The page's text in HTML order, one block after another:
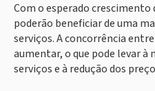
Com o esperado
poderão beneficiar de uma
serviços. A concorrência
aumentar, o que pode levar à
serviços e à redução dos